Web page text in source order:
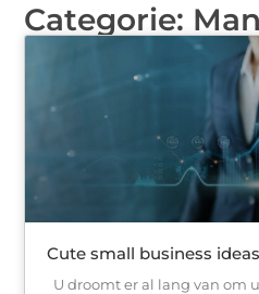
Categorie:
Cute small business ideas
U droomt er al lang van om